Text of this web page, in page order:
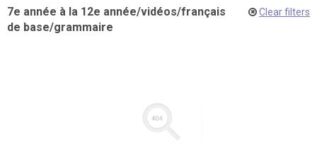
7e année à la 12e année/vidéos/français
de base/grammaire
Clear filters